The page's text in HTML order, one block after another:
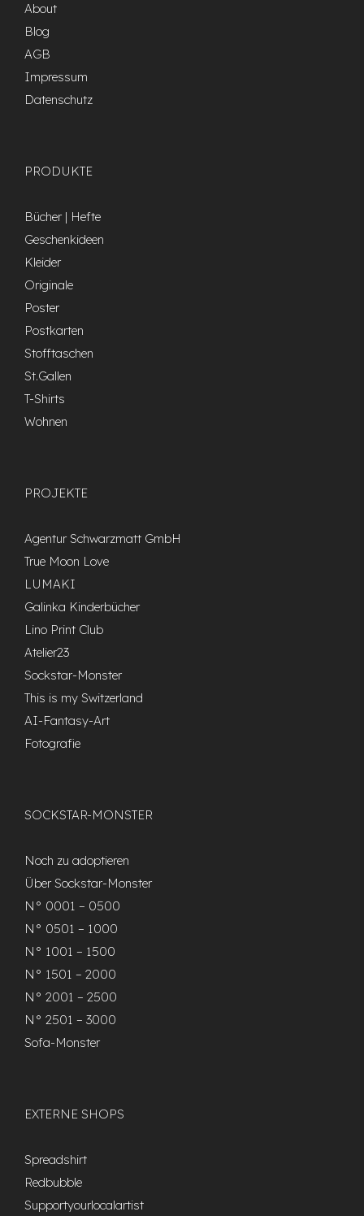
About
Blog
AGB
Impressum
Datenschutz
PRODUKTE
Bücher | Hefte
Geschenkideen
Kleider
Originale
Poster
Postkarten
Stofftaschen
St.Gallen
T-Shirts
Wohnen
PROJEKTE
Agentur Schwarzmatt GmbH
True Moon Love
LUMAKI
Galinka Kinderbücher
Lino Print Club
Atelier23
Sockstar-Monster
This is my Switzerland
AI-Fantasy-Art
Fotografie
SOCKSTAR-MONSTER
Noch zu adoptieren
Über Sockstar-Monster
N° 0001 – 0500
N° 0501 – 1000
N° 1001 – 1500
N° 1501 – 2000
N° 2001 – 2500
N° 2501 – 3000
Sofa-Monster
EXTERNE SHOPS
Spreadshirt
Redbubble
Supportyourlocalartist